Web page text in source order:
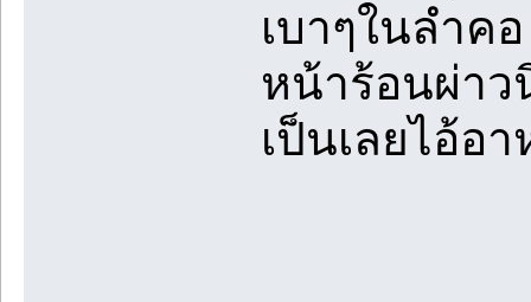
เบาๆในลำ
หน้าร้อนผ่า
เป็นเลยไอ้อ